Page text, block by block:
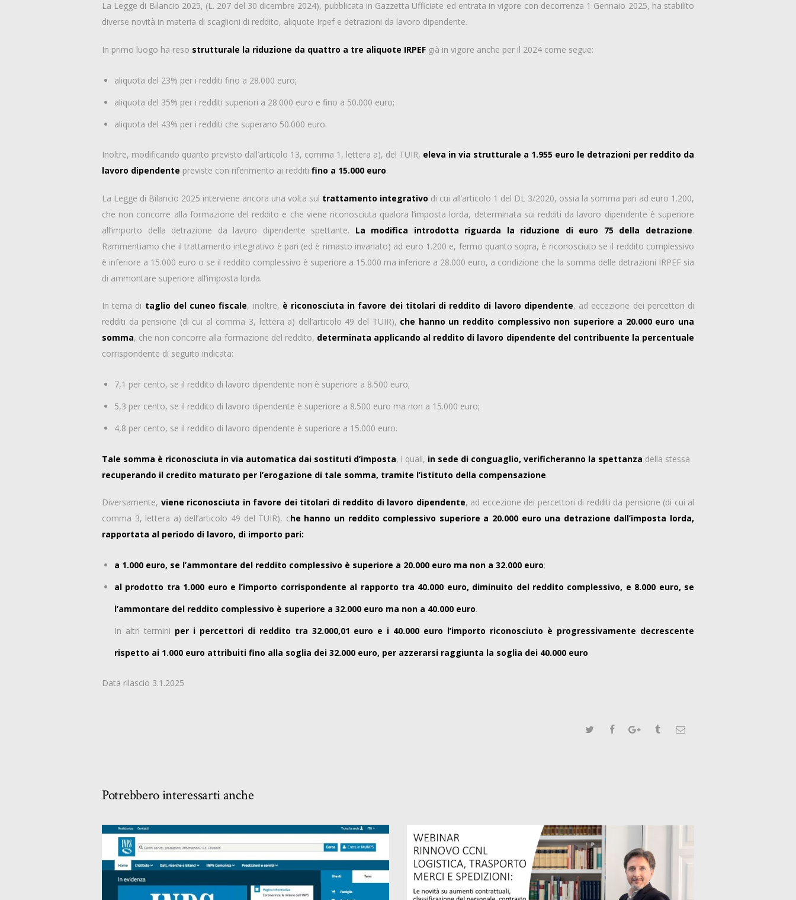
La Legge di Bilancio 2025, (L. 207 del 30 dicembre 2024), pubblicata in Gazzetta Ufficiate ed entrata in vigore con decorrenza 1 Gennaio 2025, ha stabilito
diverse novità in materia di scaglioni di reddito, aliquote Irpef e detrazioni da lavoro dipendente.
In primo luogo ha reso strutturale la riduzione da quattro a tre aliquote IRPEF già in vigore anche per il 2024 come segue:
aliquota del 23% per i redditi fino a 28.000 euro;
aliquota del 35% per i redditi superiori a 28.000 euro e fino a 50.000 euro;
aliquota del 43% per i redditi che superano 50.000 euro.
Inoltre, modificando quanto previsto dall’articolo 13, comma 1, lettera a), del TUIR, eleva in via strutturale a 1.955 euro le detrazioni per reddito da
lavoro dipendente previste con riferimento ai redditi fino a 15.000 euro.
La Legge di Bilancio 2025 interviene ancora una volta sul trattamento integrativo di cui all’articolo 1 del DL 3/2020, ossia la somma pari ad euro 1.200,
che non concorre alla formazione del reddito e che viene riconosciuta qualora l’imposta lorda, determinata sui redditi da lavoro dipendente è superiore
all’importo della detrazione da lavoro dipendente spettante. La modifica introdotta riguarda la riduzione di euro 75 della detrazione.
Rammentiamo che il trattamento integrativo è pari (ed è rimasto invariato) ad euro 1.200 e, fermo quanto sopra, è riconosciuto se il reddito complessivo
è inferiore a 15.000 euro o se il reddito complessivo è superiore a 15.000 ma inferiore a 28.000 euro, a condizione che la somma delle detrazioni IRPEF sia
di ammontare superiore all’imposta lorda.
In tema di taglio del cuneo fiscale, inoltre, è riconosciuta in favore dei titolari di reddito di lavoro dipendente, ad eccezione dei percettori di
redditi da pensione (di cui al comma 3, lettera a) dell’articolo 49 del TUIR), che hanno un reddito complessivo non superiore a 20.000 euro una
somma, che non concorre alla formazione del reddito, determinata applicando al reddito di lavoro dipendente del contribuente la percentuale
corrispondente di seguito indicata:
7,1 per cento, se il reddito di lavoro dipendente non è superiore a 8.500 euro;
5,3 per cento, se il reddito di lavoro dipendente è superiore a 8.500 euro ma non a 15.000 euro;
4,8 per cento, se il reddito di lavoro dipendente è superiore a 15.000 euro.
Tale somma è riconosciuta in via automatica dai sostituti d’imposta, i quali, in sede di conguaglio, verificheranno la spettanza della stessa
recuperando il credito maturato per l’erogazione di tale somma, tramite l’istituto della compensazione.
Diversamente, viene riconosciuta in favore dei titolari di reddito di lavoro dipendente, ad eccezione dei percettori di redditi da pensione (di cui al
comma 3, lettera a) dell’articolo 49 del TUIR), che hanno un reddito complessivo superiore a 20.000 euro una detrazione dall’imposta lorda,
rapportata al periodo di lavoro, di importo pari:
a 1.000 euro, se l’ammontare del reddito complessivo è superiore a 20.000 euro ma non a 32.000 euro;
al prodotto tra 1.000 euro e l’importo corrispondente al rapporto tra 40.000 euro, diminuito del reddito complessivo, e 8.000 euro, se
l’ammontare del reddito complessivo è superiore a 32.000 euro ma non a 40.000 euro.
In altri termini per i percettori di reddito tra 32.000,01 euro e i 40.000 euro l’importo riconosciuto è progressivamente decrescente
rispetto ai 1.000 euro attribuiti fino alla soglia dei 32.000 euro, per azzerarsi raggiunta la soglia dei 40.000 euro.
Data rilascio 3.1.2025
Potrebbero interessarti anche